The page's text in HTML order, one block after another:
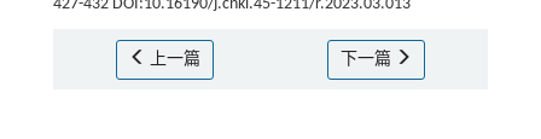
427-432 DOI:10.16190/j.cnki.45-1211/r.2023.03.013
上一篇 下一篇